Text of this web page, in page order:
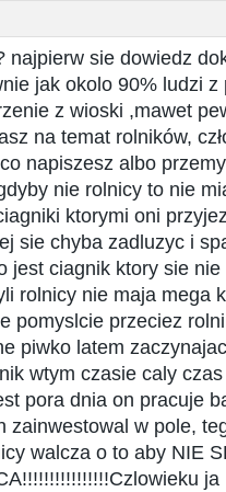
sie dowiedz
jak okolo 90% ludzi
z wioski ,mawet
na temat rolników,
napiszesz albo
nie rolnicy to nie
ktorymi oni
sie chyba zadluzyc i
jest ciagnik ktory sie
rolnicy nie maja mega
pomyslcie przeciez
piwko latem
wtym czasie caly
pora dnia on pracuje
zainwestowal w pole,
walcza o to aby NIE
ja